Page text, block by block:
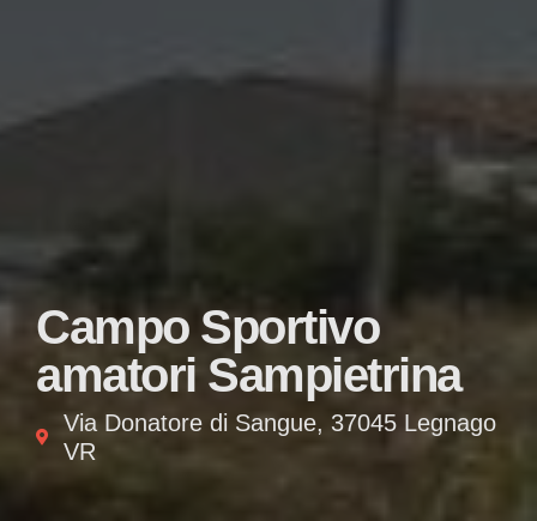
Campo Sportivo
amatori Sampietrina
Via Donatore di Sangue, 37045 Legnago
VR